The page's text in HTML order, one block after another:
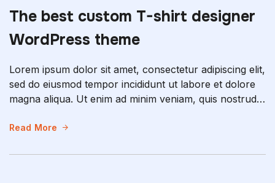
The best custom T-shirt designer
WordPress theme
Lorem ipsum dolor sit amet, consectetur adipiscing elit,
sed do eiusmod tempor incididunt ut labore et dolore
magna aliqua. Ut enim ad minim veniam, quis nostrud
commodo consequat. Duis aute irure dolor in
fugiat nulla pariatur. Excepteur sint occaecat […]
Read More